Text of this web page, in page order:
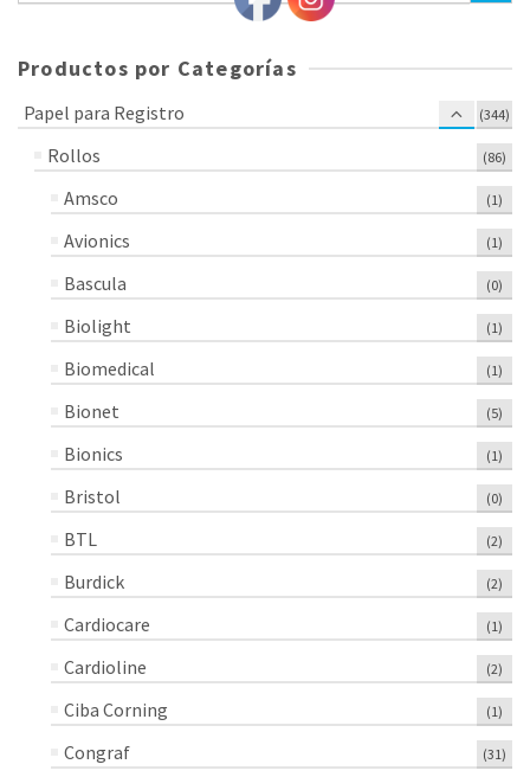
Productos por Categorías
Papel para Registro (344)
Rollos (86)
Amsco (1)
Avionics (1)
Bascula (0)
Biolight (1)
Biomedical (1)
Bionet (5)
Bionics (1)
Bristol (0)
BTL (2)
Burdick (2)
Cardiocare (1)
Cardioline (2)
Ciba Corning (1)
Congraf (31)